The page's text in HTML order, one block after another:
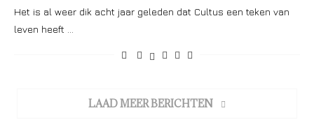
Het is al weer dik acht jaar geleden dat Cultus een teken van
leven heeft …
LAAD MEER BERICHTEN